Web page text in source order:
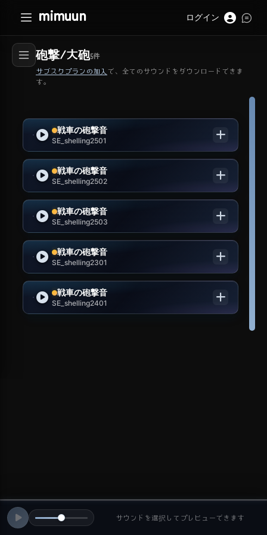
砲撃/大砲5件
サブスクプランの加入 で、全てのサウンドをダウンロードできま
す。
戦車の砲撃音
SE_shelling2501
戦車の砲撃音
SE_shelling2502
戦車の砲撃音
SE_shelling2503
戦車の砲撃音
SE_shelling2301
戦車の砲撃音
SE_shelling2401
サウンドを選択してプレビューできます
mimuun ログイン